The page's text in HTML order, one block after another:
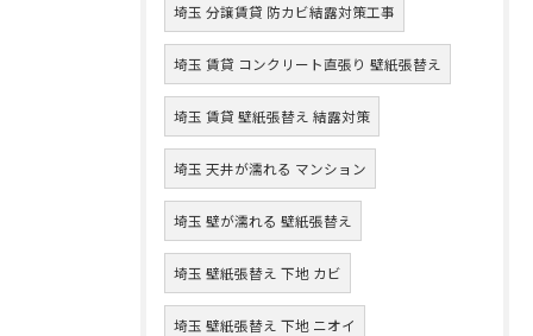
埼玉 分譲賃貸 防カビ結露対策工事
埼玉 賃貸 コンクリート直張り 壁紙張替え
埼玉 賃貸 壁紙張替え 結露対策
埼玉 天井が濡れる マンション
埼玉 壁が濡れる 壁紙張替え
埼玉 壁紙張替え 下地 カビ
埼玉 壁紙張替え 下地 ニオイ